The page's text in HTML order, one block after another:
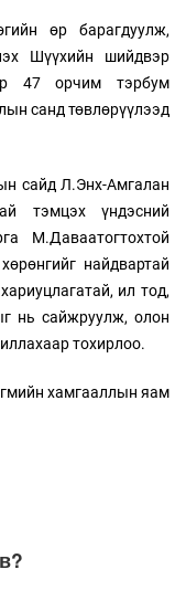
өр барагдуулж,
Шүүхийн шийдвэр
47 орчим тэрбум
санд төвлөрүүлээд
сайд Л.Энх-Амгалан
тэмцэх үндэсний
М.Даваатогтохтой
найдвартай
ил тод,
нь сайжруулж, олон
тохирлоо.
хамгааллын яам